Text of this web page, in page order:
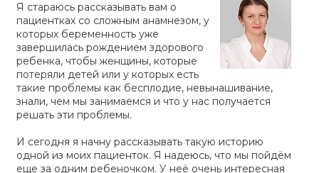
Я стараюсь рассказывать вам о
пациентках со сложным анамнезом, у
которых беременность уже
завершилась рождением здорового
ребенка, чтобы женщины, которые
потеряли детей или у которых есть
такие проблемы как бесплодие, невынашивание,
знали, чем мы занимаемся и что у нас получается
решать эти проблемы.
И сегодня я начну рассказывать такую историю
одной из моих пациенток. Я надеюсь, что мы пойдём
еще за одним ребеночком. У неё очень интересная